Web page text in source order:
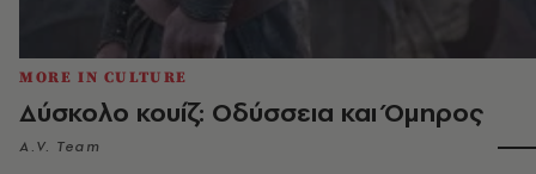
MORE IN CULTURE
Δύσκολο κουίζ: Οδύσσεια και Όμηρος
A.V. Team